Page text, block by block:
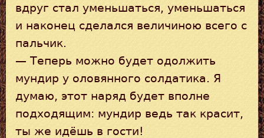
вдруг стал уменьшаться, уменьшаться
и наконец сделался величиною всего с
пальчик.
— Теперь можно будет одолжить
мундир у оловянного солдатика. Я
думаю, этот наряд будет вполне
подходящим: мундир ведь так красит,
ты же идёшь в гости!